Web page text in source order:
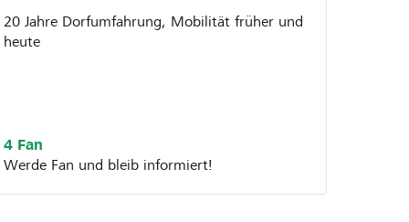
20 Jahre Dorfumfahrung, Mobilität früher und
heute
4 Fan
Werde Fan und bleib informiert!